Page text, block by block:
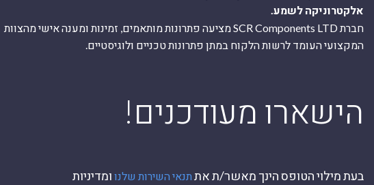
אלקטרוניקה לשמע.
חברת SCR Components LTD מציעה פתרונות מותאמים, זמינות ומענה אישי מהצוות
המקצועי העומד לרשות הלקוח במתן פתרונות טכניים ולוגיסטיים.
!הישארו מעודכנים
בעת מילוי הטופס הינך מאשר/ת את תנאי השירות שלנו ומדיניות